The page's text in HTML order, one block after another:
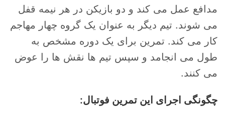
مدافع عمل می کند و دو بازیکن در هر نیمه قفل
می شوند. تیم دیگر به عنوان یک گروه چهار مهاجم
کار می کند. تمرین برای یک دوره مشخص به
طول می انجامد و سپس تیم ها نقش ها را عوض
می کنند.
چگونگی اجرای این تمرین فوتبال: